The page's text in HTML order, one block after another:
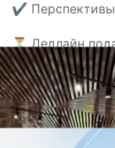
✔️ Перспективы
⏳ Дедлайн